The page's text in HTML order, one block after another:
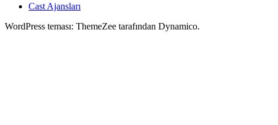
Cast Ajansları
WordPress teması: ThemeZee tarafından Dynamico.